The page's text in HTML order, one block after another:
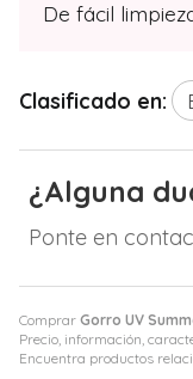
Comprar Gorro UV
Precio, información,
Encuentra productos
De fácil
Clasificado en:
¿Alguna
Ponte en